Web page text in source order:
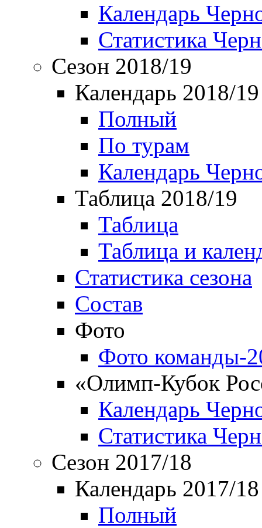
Календарь
Статистика
Сезон 2018/19
Календарь 2018/19
Полный
По турам
Календарь
Таблица 2018/19
Таблица
Таблица и
Статистика сезона
Состав
Фото
Фото команды-
«Олимп-Кубок
Календарь
Статистика
Сезон 2017/18
Календарь 2017/18
Полный